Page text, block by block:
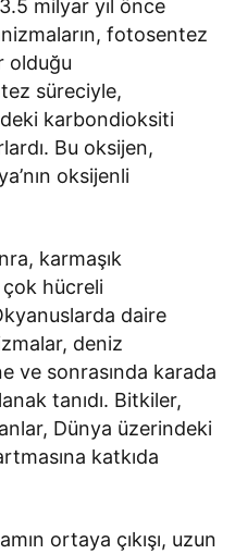
milyar yıl önce
fotosentez
olduğu
süreciyle,
karbondioksiti
Bu oksijen,
oksijenli
karmaşık
çok hücreli
daire
deniz
ve sonrasında karada
tanıdı. Bitkiler,
Dünya üzerindeki
katkıda
ortaya çıkışı, uzun